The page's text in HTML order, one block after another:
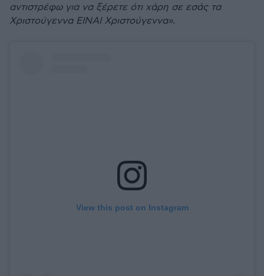
αντιστρέφω για να ξέρετε ότι χάρη σε εσάς τα
Χριστούγεννα ΕΙΝΑΙ Χριστούγεννα».
View this post on Instagram